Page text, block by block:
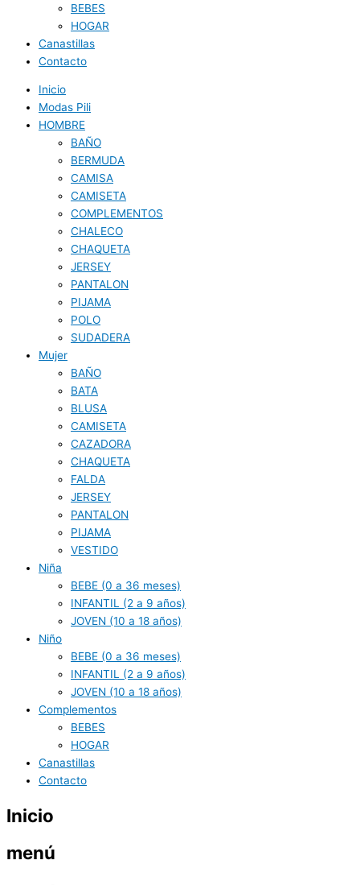
BEBES
HOGAR
Canastillas
Contacto
Inicio
Modas Pili
HOMBRE
BAÑO
BERMUDA
CAMISA
CAMISETA
COMPLEMENTOS
CHALECO
CHAQUETA
JERSEY
PANTALON
PIJAMA
POLO
SUDADERA
Mujer
BAÑO
BATA
BLUSA
CAMISETA
CAZADORA
CHAQUETA
FALDA
JERSEY
PANTALON
PIJAMA
VESTIDO
Niña
BEBE (0 a 36 meses)
INFANTIL (2 a 9 años)
JOVEN (10 a 18 años)
Niño
BEBE (0 a 36 meses)
INFANTIL (2 a 9 años)
JOVEN (10 a 18 años)
Complementos
BEBES
HOGAR
Canastillas
Contacto
Inicio
menú